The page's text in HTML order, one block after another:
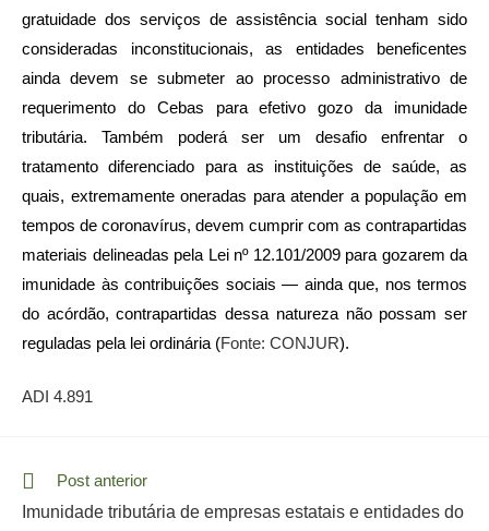
gratuidade dos serviços de assistência social tenham sido
consideradas inconstitucionais, as entidades beneficentes
ainda devem se submeter ao processo administrativo de
requerimento do Cebas para efetivo gozo da imunidade
tributária. Também poderá ser um desafio enfrentar o
tratamento diferenciado para as instituições de saúde, as
quais, extremamente oneradas para atender a população em
tempos de coronavírus, devem cumprir com as contrapartidas
materiais delineadas pela Lei nº 12.101/2009 para gozarem da
imunidade às contribuições sociais — ainda que, nos termos
do acórdão, contrapartidas dessa natureza não possam ser
reguladas pela lei ordinária (Fonte: CONJUR).
ADI 4.891
Read
articles
Post anterior
Imunidade tributária de empresas estatais e entidades do